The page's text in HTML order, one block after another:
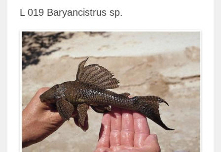
L 019 Baryancistrus sp.